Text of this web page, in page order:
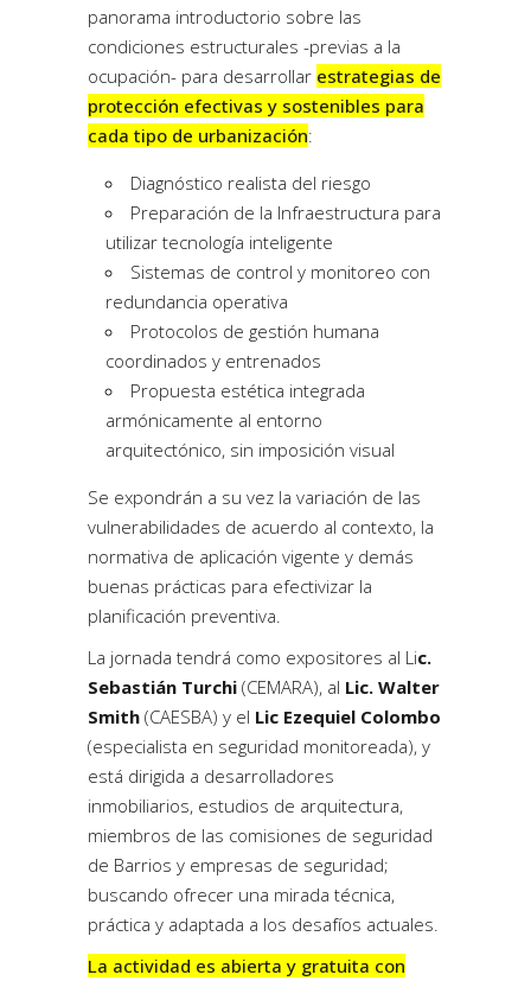
panorama introductorio sobre las
condiciones estructurales -previas a la
ocupación- para desarrollar estrategias de
protección efectivas y sostenibles para
cada tipo de urbanización:
Diagnóstico realista del riesgo
Preparación de la Infraestructura para
utilizar tecnología inteligente
Sistemas de control y monitoreo con
redundancia operativa
Protocolos de gestión humana
coordinados y entrenados
Propuesta estética integrada
armónicamente al entorno
arquitectónico, sin imposición visual
Se expondrán a su vez la variación de las
vulnerabilidades de acuerdo al contexto, la
normativa de aplicación vigente y demás
buenas prácticas para efectivizar la
planificación preventiva.
La jornada tendrá como expositores al Lic.
Sebastián Turchi (CEMARA), al Lic. Walter
Smith (CAESBA) y el Lic Ezequiel Colombo
(especialista en seguridad monitoreada), y
está dirigida a desarrolladores
inmobiliarios, estudios de arquitectura,
miembros de las comisiones de seguridad
de Barrios y empresas de seguridad;
buscando ofrecer una mirada técnica,
práctica y adaptada a los desafíos actuales.
La actividad es abierta y gratuita con